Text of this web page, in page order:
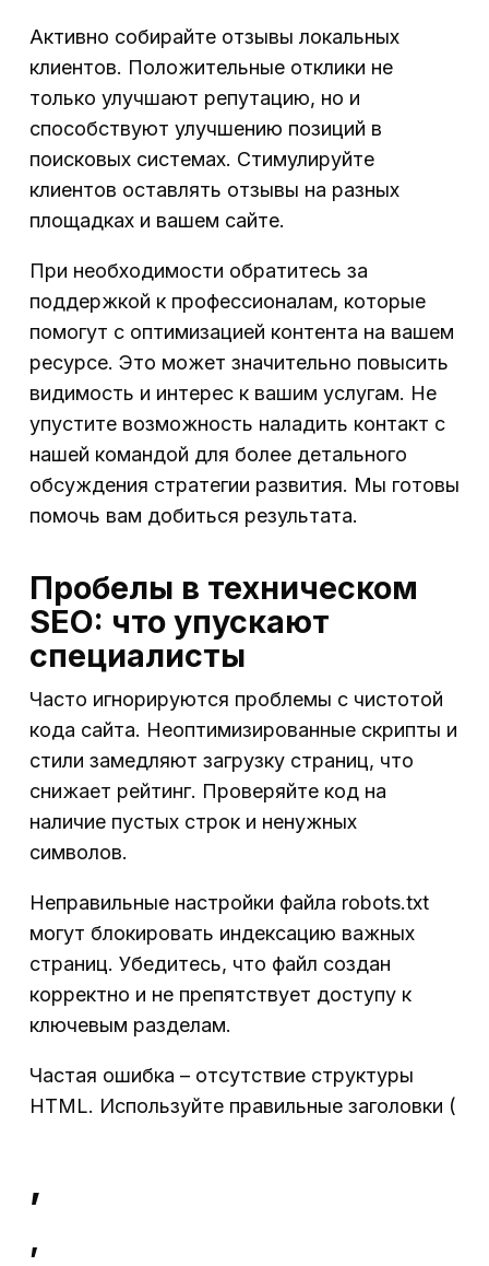
Активно собирайте отзывы локальных
клиентов. Положительные отклики не
только улучшают репутацию, но и
способствуют улучшению позиций в
поисковых системах. Стимулируйте
клиентов оставлять отзывы на разных
площадках и вашем сайте.
При необходимости обратитесь за
поддержкой к профессионалам, которые
помогут с оптимизацией контента на вашем
ресурсе. Это может значительно повысить
видимость и интерес к вашим услугам. Не
упустите возможность наладить контакт с
нашей командой для более детального
обсуждения стратегии развития. Мы готовы
помочь вам добиться результата.
Пробелы в техническом
SEO: что упускают
специалисты
Часто игнорируются проблемы с чистотой
кода сайта. Неоптимизированные скрипты и
стили замедляют загрузку страниц, что
снижает рейтинг. Проверяйте код на
наличие пустых строк и ненужных
символов.
Неправильные настройки файла robots.txt
могут блокировать индексацию важных
страниц. Убедитесь, что файл создан
корректно и не препятствует доступу к
ключевым разделам.
Частая ошибка – отсутствие структуры
HTML. Используйте правильные заголовки (
,
,